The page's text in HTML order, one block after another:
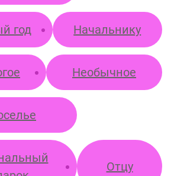
год Начальнику
Необычное
Отцу